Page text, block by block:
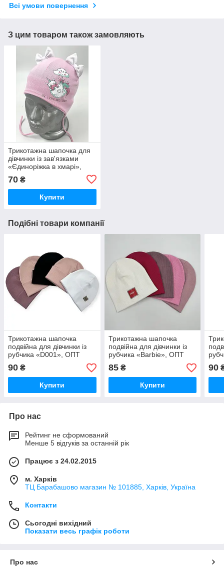
Всі умови повернення
З цим товаром також замовляють
Трикотажна шапочка для
дівчинки із зав'язками
«Єдиноріжка в хмарі»,
70 ₴
Купити
Подібні товари компанії
Трикотажна шапочка
подвійна для дівчинки із
рубчика «D001», ОПТ
90 ₴
Купити
Трикотажна шапочка
подвійна для дівчинки із
рубчика «Barbie», ОПТ
85₴
Купити
90
Про нас
Рейтинг не сформований
Менше 5 відгуків за останній рік
Працює з 24.02.2015
м. Харків
ТЦ Барабашово магазин № 101885, Харків, Україна
Контакти
Сьогодні вихідний
Показати весь графік роботи
Про нас